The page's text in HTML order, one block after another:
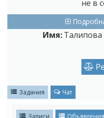
не в
Имя:
Задания Чат